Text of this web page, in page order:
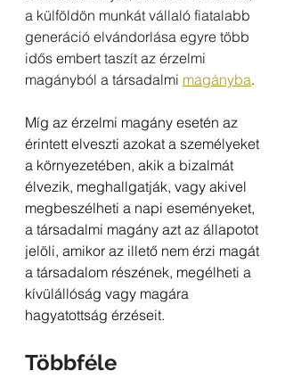
a külföldön munkát vállaló fiatalabb
generáció elvándorlása egyre több
idős embert taszít az érzelmi
magányból a társadalmi magányba.
Míg az érzelmi magány esetén az
érintett elveszti azokat a személyeket
a környezetében, akik a bizalmát
élvezik, meghallgatják, vagy akivel
megbeszélheti a napi eseményeket,
a társadalmi magány azt az állapotot
jelöli, amikor az illető nem érzi magát
a társadalom részének, megélheti a
kívülállóság vagy magára
hagyatottság érzéseit.
Többféle